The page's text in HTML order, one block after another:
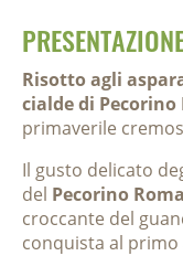
Risotto agli
cialde di Pecorino
primaverile
Il gusto delicato
del Pecorino
croccante del
conquista al primo